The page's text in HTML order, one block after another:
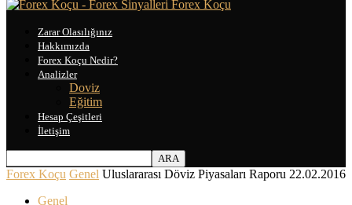
Forex Koçu
Zarar Olasılığınız
Hakkımızda
Forex Koçu Nedir?
Analizler
Doviz
Eğitim
Hesap Çeşitleri
İletişim
Forex Koçu Genel Uluslararası Döviz Piyasaları Raporu 22.02.2016
Genel